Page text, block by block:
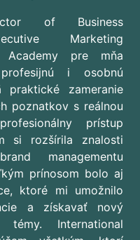
of Business
Marketing
Academy pre mňa
i osobnú
praktické zameranie
poznatkov s reálnou
prístup
si rozšírila znalosti
managementu
prínosom bolo aj
ktoré mi umožnilo
a získavať nový
International